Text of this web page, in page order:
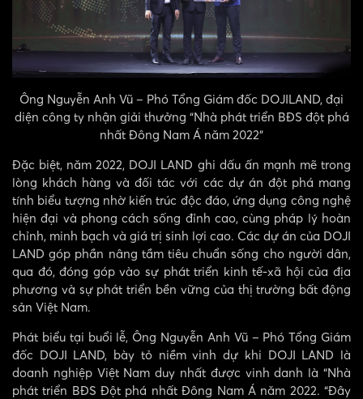
Ông Nguyễn Anh Vũ – Phó Tổng Giám đốc DOJILAND, đại
diện công ty nhận giải thưởng “Nhà phát triển BĐS đột phá
nhất Đông Nam Á năm 2022”
Đặc biệt, năm 2022, DOJI LAND ghi dấu ấn mạnh mẽ trong
lòng khách hàng và đối tác với các dự án đột phá mang
tính biểu tượng nhờ kiến trúc độc đáo, ứng dụng công nghệ
hiện đại và phong cách sống đỉnh cao, cùng pháp lý hoàn
chỉnh, minh bạch và giá trị sinh lợi cao. Các dự án của DOJI
LAND góp phần nâng tầm tiêu chuẩn sống cho người dân,
qua đó, đóng góp vào sự phát triển kinh tế-xã hội của địa
phương và sự phát triển bền vững của thị trường bất động
sản Việt Nam.
Phát biểu tại buổi lễ, Ông Nguyễn Anh Vũ – Phó Tổng Giám
đốc DOJI LAND, bày tỏ niềm vinh dự khi DOJI LAND là
doanh nghiệp Việt Nam duy nhất được vinh danh là “Nhà
phát triển BĐS Đột phá nhất Đông Nam Á năm 2022. “Đây